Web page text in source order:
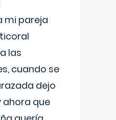
mi pareja
las
cuando se
dejo
que